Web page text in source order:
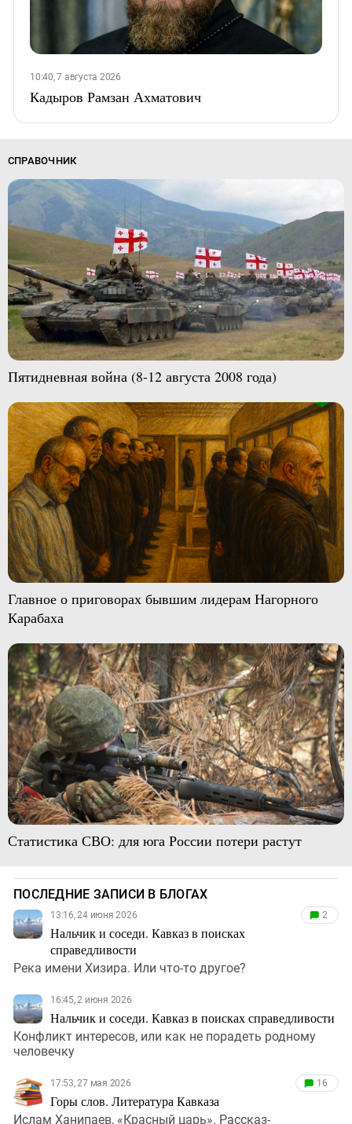
10:40, 7 августа 2026
Кадыров Рамзан Ахматович
СПРАВОЧНИК
Пятидневная война (8-12 августа 2008 года)
Главное о приговорах бывшим лидерам Нагорного
Карабаха
Статистика СВО: для юга России потери растут
ПОСЛЕДНИЕ ЗАПИСИ В БЛОГАХ
13:16, 24 июня 2026
Нальчик и соседи. Кавказ в поисках
справедливости
2
Река имени Хизира. Или что-то другое?
16:45, 2 июня 2026
Нальчик и соседи. Кавказ в поисках справедливости
Конфликт интересов, или как не порадеть родному
человечку
17:53, 27 мая 2026
Горы слов. Литература Кавказа
16
Ислам Ханипаев, «Красный царь». Рассказ-